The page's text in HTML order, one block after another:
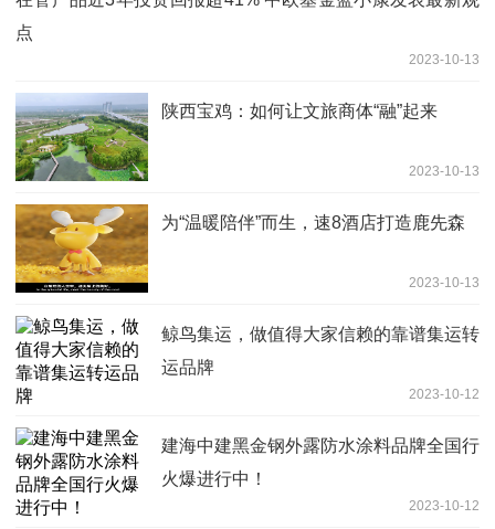
点
2023-10-13
陕西宝鸡：如何让文旅商体“融”起来
2023-10-13
为“温暖陪伴”而生，速8酒店打造鹿先森
2023-10-13
鲸鸟集运，做值得大家信赖的靠谱集运转
运品牌
2023-10-12
建海中建黑金钢外露防水涂料品牌全国行
火爆进行中！
2023-10-12